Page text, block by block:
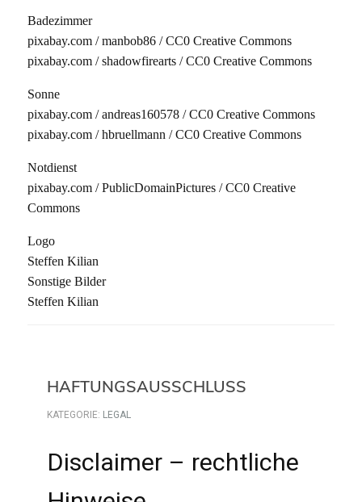
Badezimmer
pixabay.com / manbob86 / CC0 Creative Commons
pixabay.com / shadowfirearts / CC0 Creative Commons
Sonne
pixabay.com / andreas160578 / CC0 Creative Commons
pixabay.com / hbruellmann / CC0 Creative Commons
Notdienst
pixabay.com / PublicDomainPictures / CC0 Creative
Commons
Logo
Steffen Kilian
Sonstige Bilder
Steffen Kilian
HAFTUNGSAUSSCHLUSS
KATEGORIE: LEGAL
Disclaimer – rechtliche